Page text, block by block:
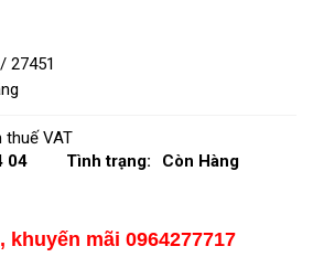
27451
thuế VAT
04 Tình trạng: Còn Hàng
khuyến mãi 0964277717